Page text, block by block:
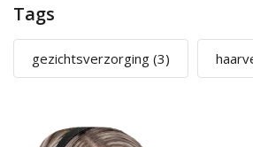
Tags
gezichtsverzorging (3)